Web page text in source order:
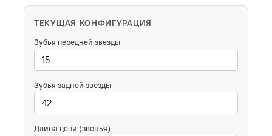
ТЕКУЩАЯ КОНФИГУРАЦИЯ
Зубья передней звезды
Зубья задней звезды
Длина цепи (звенья)